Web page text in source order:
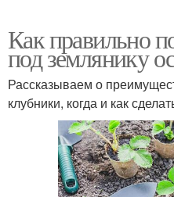
Как правильно
под землянику
Рассказываем о
клубники, когда и как